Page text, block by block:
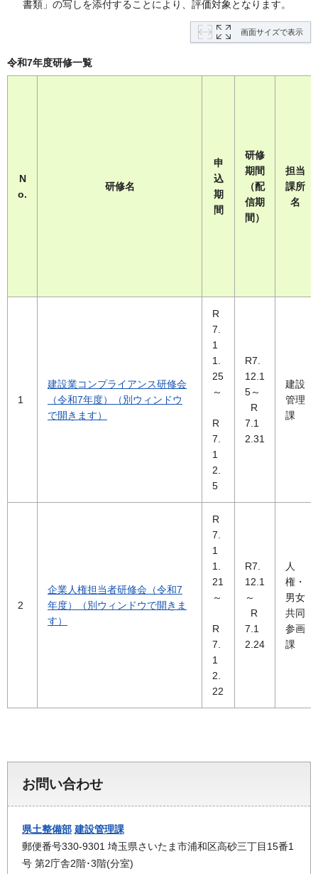
書類」の写しを添付することにより、評価対象となります。
画面サイズで表示
令和7年度研修一覧
N
o.
研修名
申
込
期
間
研修
期間
（配
信期
間）
担当
課所
名
1
建設業コンプライアンス研修会
（令和7年度）（別ウィンドウ
で開きます）
R
7.
1
1.
25
～
R
7.
1
2.
5
R7.
12.1
5～
R
7.1
2.31
建設
管理
課
2
企業人権担当者研修会（令和7
年度）（別ウィンドウで開きま
す）
R
7.
1
1.
21
～
R
7.
1
2.
22
R7.
12.1
～
R
7.1
2.24
人
権・
男女
共同
参画
課
お問い合わせ
県土整備部 建設管理課
郵便番号330-9301 埼玉県さいたま市浦和区高砂三丁目15番1
号 第2庁舎2階･3階(分室)